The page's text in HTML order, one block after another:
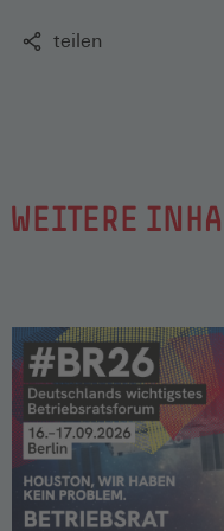
teilen
WEITERE